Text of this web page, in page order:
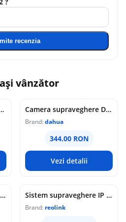
recenzia
vânzător
IL-A-PRO-0360B-DIP, 5 MP, 2.8 mm, IR/lumina calda 50 m, microfon dublu Camera supraveghere Dome analogica Dahua WizColor HAC-HDW1549X-A-PRO-0360B-DIP, 5 MP, 3.6 mm, lumina calda 50 m, microfon dublu
Brand:dahua
344.00 RON
Vezi detalii
Sistem supraveghere IP Dome Reolink Color Night Vision NVS16-12MD8, 8 camere, 12 MP, IR / lumina alba 30 m, 4 mm, microfon si difuzor, detectie om/vehicul/animal, PoE, HDD 4 TB inclus Sistem supraveghere IP Dome Reolink NVS16-8MD8, 8 camere, 8 MP, IR 30 m, 4 mm, microfon, detectie om/vehicul, PoE, HDD 4 TB inclus
Brand: reolink